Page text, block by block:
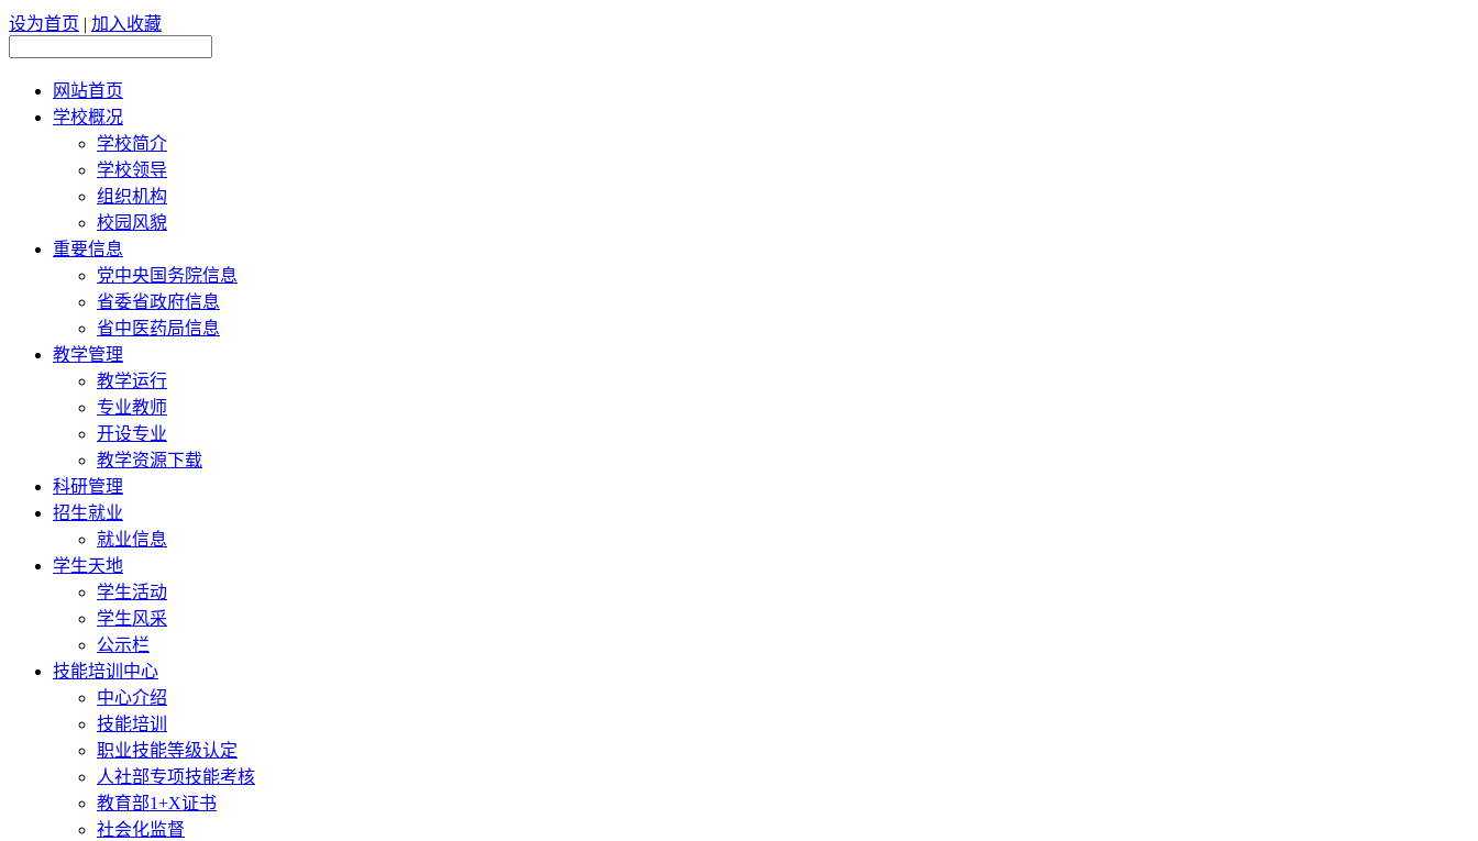
设为首页 | 加入收藏
网站首页
学校概况
学校简介
学校领导
组织机构
校园风貌
重要信息
党中央国务院信息
省委省政府信息
省中医药局信息
教学管理
教学运行
专业教师
开设专业
教学资源下载
科研管理
招生就业
就业信息
学生天地
学生活动
学生风采
公示栏
技能培训中心
中心介绍
技能培训
职业技能等级认定
人社部专项技能考核
教育部1+X证书
社会化监督